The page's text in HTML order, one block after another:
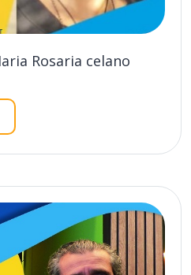
Rosaria celano